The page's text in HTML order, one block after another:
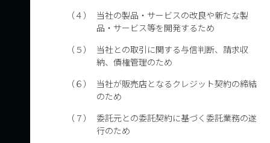
（４）
当社の製品・サービスの改良や新たな製
品・サービス等を開発するため
（５）
当社との取引に関する与信判断、請求収
納、債権管理のため
（６）
当社が販売店となるクレジット契約の締結
のため
（７）
委託元との委託契約に基づく委託業務の遂
行のため